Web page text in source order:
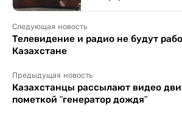
Следующая новость
Телевидение и радио не будут
Казахстане
Предыдущая новость
Казахстанцы рассылают видео
пометкой "генератор дождя"